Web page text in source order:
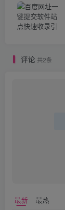
评论 共2条
最新 最热